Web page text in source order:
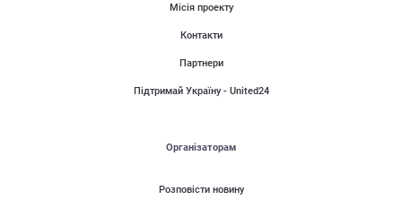
Місія проекту
Контакти
Партнери
Підтримай Україну - United24
Організаторам
Розповісти новину